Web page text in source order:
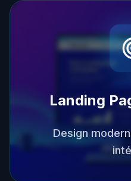
Landing
Design